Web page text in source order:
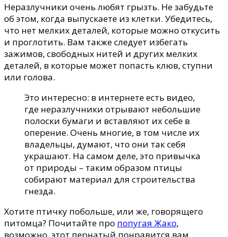
Неразлучники очень любят грызть. Не забудьте
об этом, когда выпускаете из клетки. Убедитесь,
что нет мелких деталей, которые можно откусить
и проглотить. Вам также следует избегать
зажимов, свободных нитей и других мелких
деталей, в которые может попасть клюв, ступни
или голова.
Это интересно: в интернете есть видео,
где неразлучники отрывают небольшие
полоски бумаги и вставляют их себе в
оперение. Очень многие, в том числе их
владельцы, думают, что они так себя
украшают. На самом деле, это привычка
от природы – таким образом птицы
собирают материал для строительства
гнезда.
Хотите птичку побольше, или же, говорящего
питомца? Почитайте про попугая Жако,
возможно, этот пернатый понравится вам